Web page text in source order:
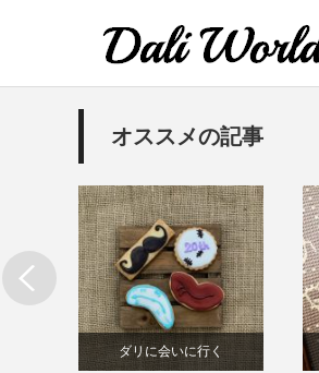
オススメの記事
ダリに会いに行く